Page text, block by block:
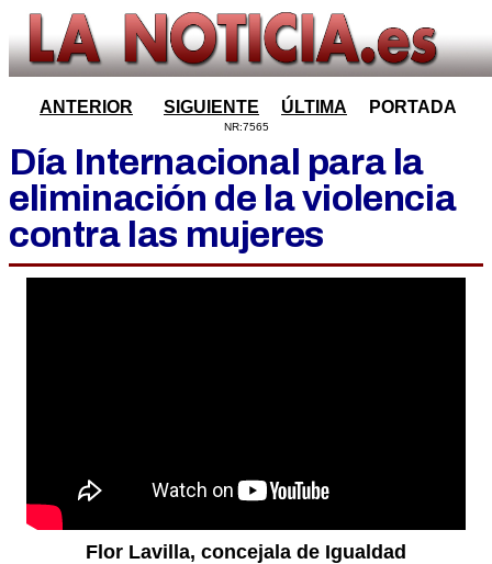
ANTERIOR SIGUIENTE ÚLTIMA PORTADA
NR:7565
Día Internacional para la
eliminación de la violencia
contra las mujeres
Flor Lavilla, concejala de Igualdad